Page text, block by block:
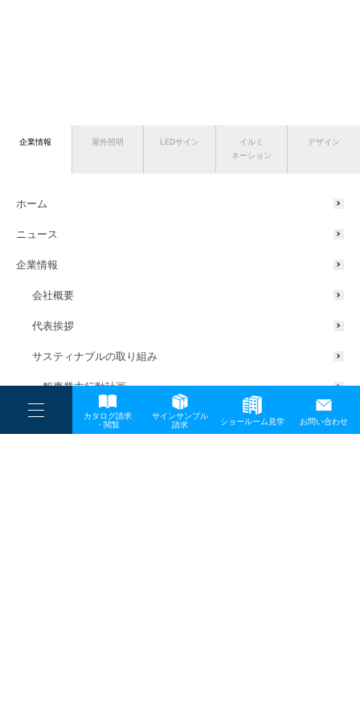
----
----
-
カタログ請求
・閲覧
サインサンプル
請求
ショールーム見学 お問い合わせ
企業情報 屋外照明 LEDサイン
イルミ
ネーション
デザイン
ホーム
ニュース
企業情報
会社概要
代表挨拶
サスティナブルの取り組み
一般事業主行動計画